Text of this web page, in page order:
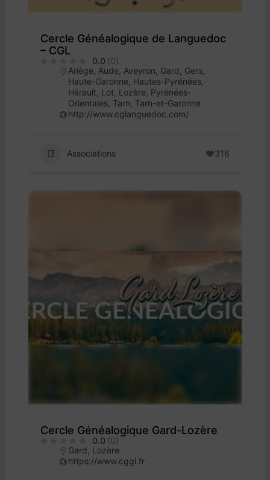
Cercle Généalogique de Languedoc
– CGL
0.0 (0)
Ariège Aude Aveyron Gard Gers
Haute-Garonne Hautes-Pyrénées
Hérault Lot Lozère Pyrénées-
Orientales Tarn Tarn-et-Garonne
http://www.cglanguedoc.com/
Associations 316
Cercle Généalogique Gard-Lozère
0.0 (0)
Gard Lozère
https://www.cggl.fr